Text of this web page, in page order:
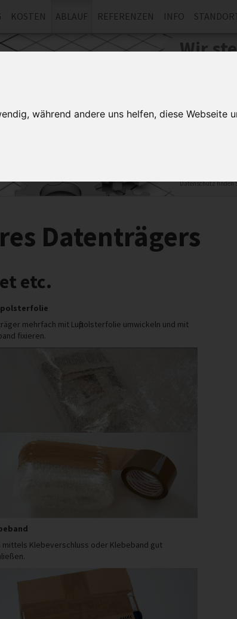
während andere uns helfen, diese Webseite
KOSTEN ABLAUF REFERENZEN INFO
Wir
Datenschutz finden
Datenträgers
etc.
mehrfach mit Luftpolsterfolie umwickeln und mit
fixieren.
mittels Klebeverschluss oder Klebeband gut